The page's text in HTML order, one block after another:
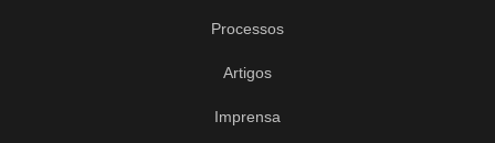
Processos
Artigos
Imprensa